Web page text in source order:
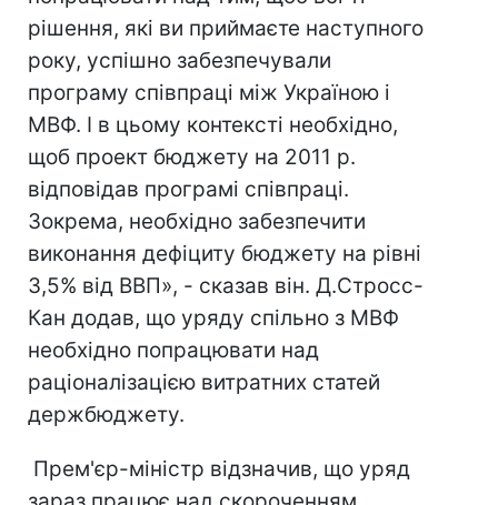
рішення, які ви приймаєте наступного
року, успішно забезпечували
програму співпраці між Україною і
МВФ. І в цьому контексті необхідно,
щоб проект бюджету на 2011 р.
відповідав програмі співпраці.
Зокрема, необхідно забезпечити
виконання дефіциту бюджету на рівні
3,5% від ВВП», - сказав він. Д.Стросс-
Кан додав, що уряду спільно з МВФ
необхідно попрацювати над
раціоналізацією витратних статей
держбюджету.
Прем'єр-міністр відзначив, що уряд